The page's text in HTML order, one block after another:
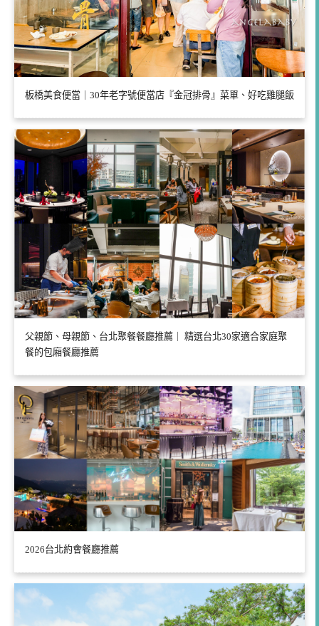
板橋美食便當｜30年老字號便當店『金冠排骨』菜單、好吃雞腿飯
父親節、母親節、台北聚餐餐廳推薦｜ 精選台北30家適合家庭聚
餐的包廂餐廳推薦
2026台北約會餐廳推薦